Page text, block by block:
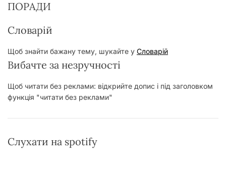
ПОРАДИ
Словарій
Щоб знайти бажану тему, шукайте у Словарій
Вибачте за незручності
Щоб читати без реклами: відкрийте допис і під заголовком
функція "читати без реклами"
Слухати на spotify